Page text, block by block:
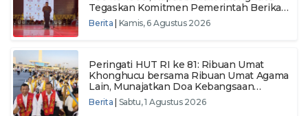
Tegaskan Komitmen Pemerintah Berikan
Layanan Keagamaan
Berita Kamis, 6 Agustus 2026
Peringati HUT RI ke 81: Ribuan Umat
Khonghucu bersama Ribuan Umat Agama
Lain, Munajatkan Doa Kebangsaan
Wujudkan Semangat Persatuan Menuju
Indonesia Makmur dan Berdaulat
Berita Sabtu, 1 Agustus 2026